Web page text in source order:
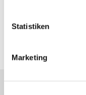
Statistiken
Marketing